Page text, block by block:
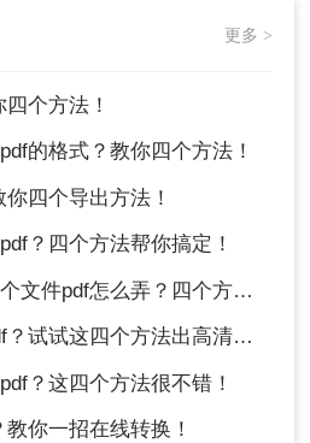
更多 >
个方法！
的格式？教你四个方法！
四个导出方法！
？四个方法帮你搞定！
怎么弄？四个方法帮你搞定！
试这四个方法出高清图纸！
？这四个方法很不错！
你一招在线转换！